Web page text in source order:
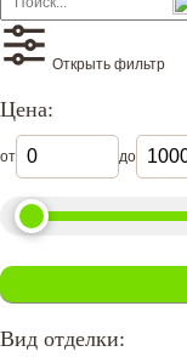
Открыть фильтр
Цена:
от до
Вид отделки: